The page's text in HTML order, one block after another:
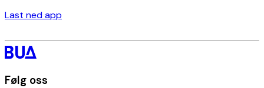
Last ned app
Følg oss